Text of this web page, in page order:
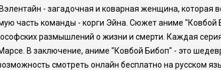
- загадочная и коварная женщина, которая
часть команды - корги Эйна. Сюжет аниме "Ковбой
размышлений о жизни и смерти. Каждая
В заключение, аниме "Ковбой Бибоп" - это
смотреть онлайн бесплатно на русском